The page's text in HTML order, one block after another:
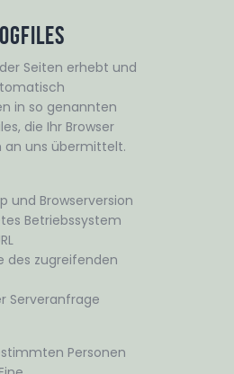
Seiten erhebt und
in so genannten
die Ihr Browser
uns übermittelt.
und Browserversion
Betriebssystem
des zugreifenden
Serveranfrage
Personen